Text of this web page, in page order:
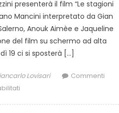
presenterà il film “Le stagioni
Mancini interpretato da Gian
Anouk Aimèe e Jaqueline
del film su schermo ad alta
19 ci si sposterà […]
Lovisari
Commenti